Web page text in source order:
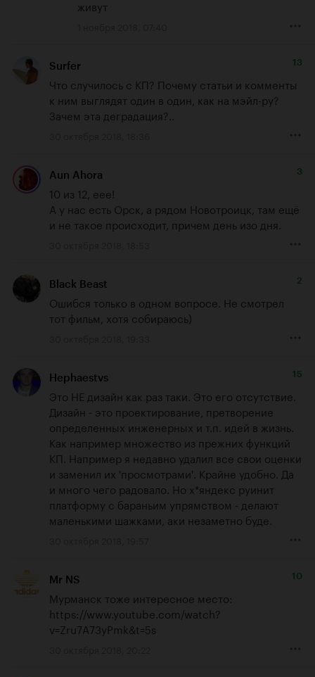
живут
Surfer 13
Что случилось с КП? Почему статьи и комменты
к ним выглядят один в один, как на мэйл-ру?
Зачем эта деградация?..
Aun Ahora 3
10 из 12, еее!
А у нас есть Орск, а рядом Новотроицк, там ещё
и не такое происходит, причем день изо дня.
Black Beast 2
Ошибся только в одном вопросе. Не смотрел
тот фильм, хотя собираюсь)
Hephaestvs 15
Это НЕ дизайн как раз таки. Это его отсутствие.
Дизайн - это проектирование, претворение
определенных инженерных и т.п. идей в жизнь.
Как например множество из прежних функций
КП. Например я недавно удалил все свои оценки
и заменил их 'просмотрами'. Крайне удобно. Да
и много чего радовало. Но х*яндекс руинит
платформу с бараньим упрямством - делают
маленькими шажками, аки незаметно буде.
Mr NS 10
https://www.youtube.com/watch?
v=Zru7A73yPmk&t=5s